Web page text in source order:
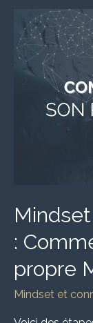
:
propre
Mindset et
Mindset
de
croissance
MINDSET
?